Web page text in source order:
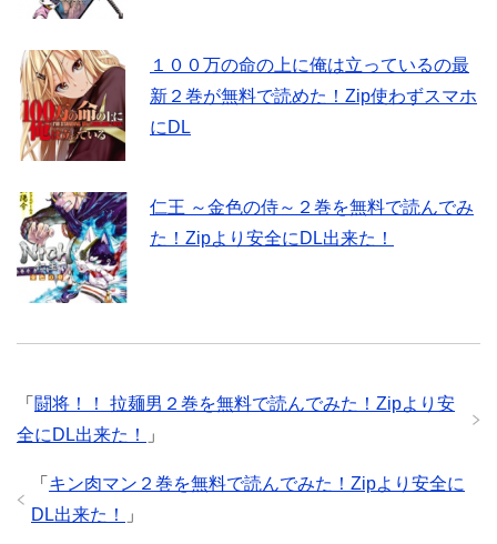
１００万の命の上に俺は立っているの最
新２巻が無料で読めた！Zip使わずスマホ
にDL
仁王 ～金色の侍～２巻を無料で読んでみ
た！Zipより安全にDL出来た！
「 闘将！！ 拉麺男２巻を無料で読んでみた！Zipより安
全にDL出来た！
」
「 キン肉マン２巻を無料で読んでみた！Zipより安全に
DL出来た！
」